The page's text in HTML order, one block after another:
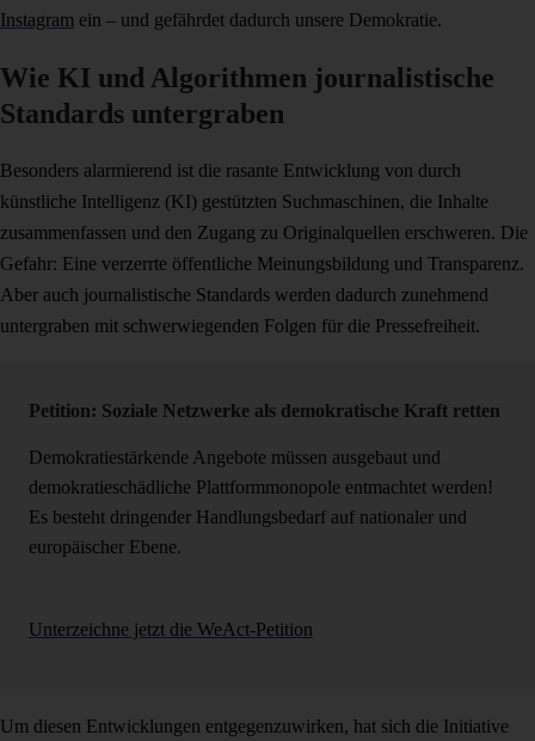
Instagram ein – und gefährdet dadurch unsere Demokratie.
Wie KI und Algorithmen journalistische
Standards untergraben
Besonders alarmierend ist die rasante Entwicklung von durch
künstliche Intelligenz (KI) gestützten Suchmaschinen, die Inhalte
zusammenfassen und den Zugang zu Originalquellen erschweren. Die
Gefahr: Eine verzerrte öffentliche Meinungsbildung und Transparenz.
Aber auch journalistische Standards werden dadurch zunehmend
untergraben mit schwerwiegenden Folgen für die Pressefreiheit.
Petition: Soziale Netzwerke als demokratische Kraft retten
Demokratiestärkende Angebote müssen ausgebaut und
demokratieschädliche Plattformmonopole entmachtet werden!
Es besteht dringender Handlungsbedarf auf nationaler und
europäischer Ebene.
Unterzeichne jetzt die WeAct-Petition
Um diesen Entwicklungen entgegenzuwirken, hat sich die Initiative